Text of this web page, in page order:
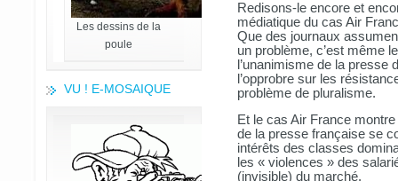
Les dessins de la
poule
VU ! E-MOSAIQUE
Redisons-le encore et
médiatique du cas Air
Que des journaux
un problème, c’est même
l’unanimisme de la presse
l’opprobre sur les
problème de pluralisme.
Et le cas Air France
de la presse française se
intérêts des classes
les « violences » des
(invisible) du marché.